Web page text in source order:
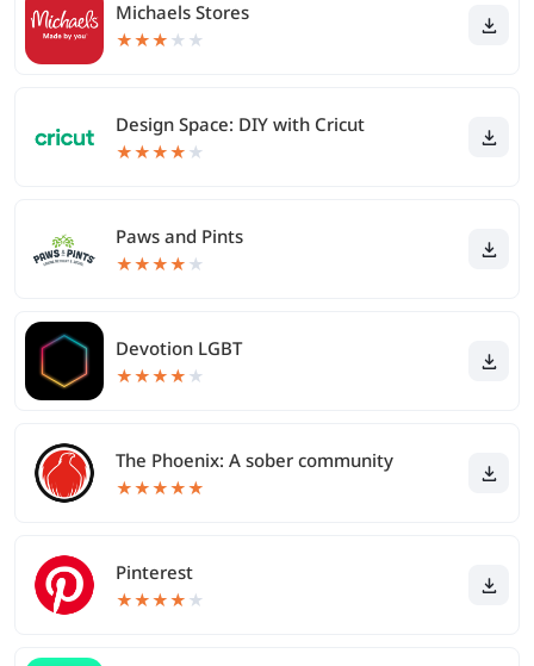
Michaels Stores
★★★ ★ ★
Design Space: DIY with Cricut
★★★★ ★
Paws and Pints
★★★★ ★
Devotion LGBT
★★★★ ★
The Phoenix: A sober community
★★★★★
Pinterest
★★★★ ★